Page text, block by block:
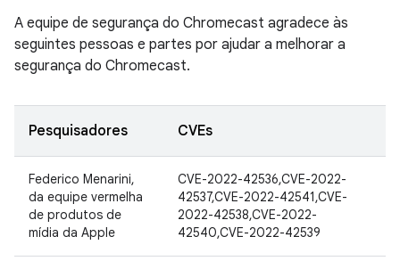
A equipe de segurança do Chromecast agradece às
seguintes pessoas e partes por ajudar a melhorar a
segurança do Chromecast.
Pesquisadores CVEs
Federico Menarini,
da equipe vermelha
de produtos de
mídia da Apple
CVE-2022-42536,CVE-2022-
42537,CVE-2022-42541,CVE-
2022-42538,CVE-2022-
42540,CVE-2022-42539